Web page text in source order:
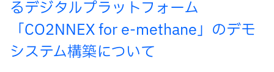
るデジタルプラットフォーム
「CO2NNEX for e-methane」のデモ
システム構築について